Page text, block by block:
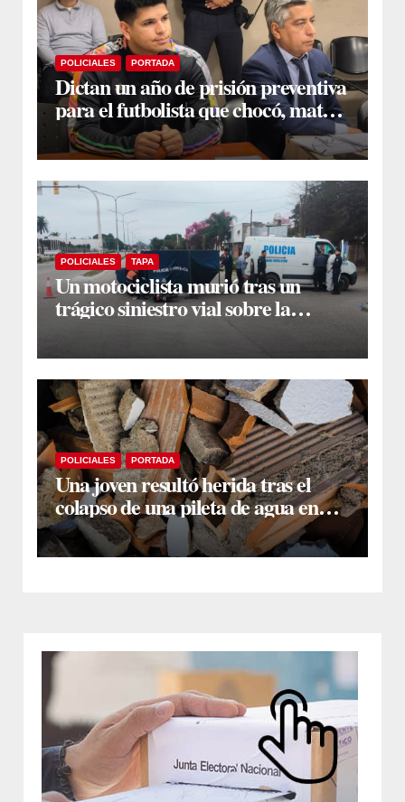
POLICIALES PORTADA
Dictan un año de prisión preventiva
para el futbolista que chocó, mató y
huyó en la Capital
POLICIALES TAPA
Un motociclista murió tras un
trágico siniestro vial sobre la
avenida Lugones
POLICIALES PORTADA
Una joven resultó herida tras el
colapso de una pileta de agua en
Colonia El Simbolar